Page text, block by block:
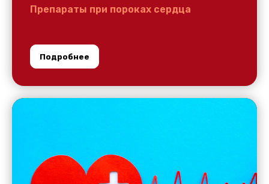
Препараты при пороках сердца
Подробнее